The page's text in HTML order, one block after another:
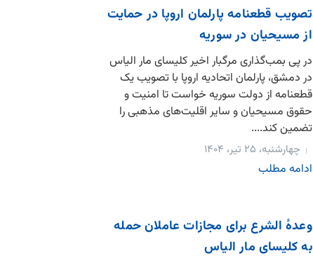
تصویب قطعنامه پارلمان اروپا در حمایت
از مسیحیان در سوریه
در پی بمب‌گذاری مرگبار اخیر کلیسای مار الیاس
در دمشق، پارلمان اتحادیه اروپا با تصویب یک
قطعنامه‌ از دولت سوریه خواست تا امنیت و
حقوق مسیحیان و سایر اقلیت‌های مذهبی را
تضمین کند....
چهارشنبه، ۲۵ تیر، ۱۴۰۴
ادامه مطلب
وعدهٔ الشرع برای مجازات عاملان حمله
به کلیسای مار الیاس